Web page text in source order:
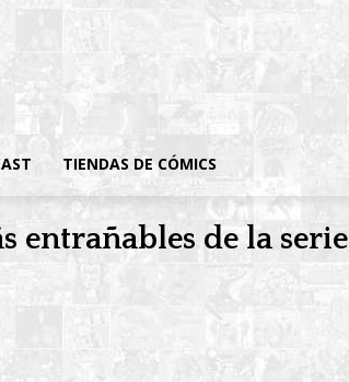
TIENDAS DE CÓMICS
entrañables de la serie